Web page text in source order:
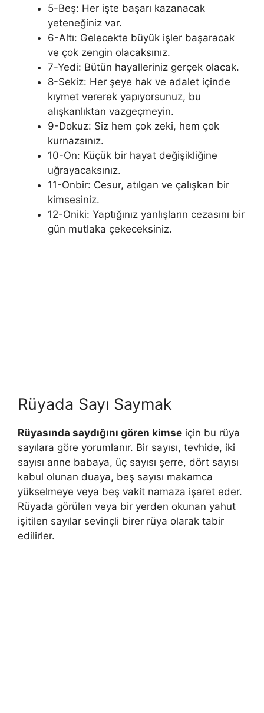
5-Beş: Her işte başarı kazanacak
yeteneğiniz var.
6-Altı: Gelecekte büyük işler başaracak
ve çok zengin olacaksınız.
7-Yedi: Bütün hayalleriniz gerçek olacak.
8-Sekiz: Her şeye hak ve adalet içinde
kıymet vererek yapıyorsunuz, bu
alışkanlıktan vazgeçmeyin.
9-Dokuz: Siz hem çok zeki, hem çok
kurnazsınız.
10-On: Küçük bir hayat değişikliğine
uğrayacaksınız.
11-Onbir: Cesur, atılgan ve çalışkan bir
kimsesiniz.
12-Oniki: Yaptığınız yanlışların cezasını bir
gün mutlaka çekeceksiniz.
Rüyada Sayı Saymak
Rüyasında saydığını gören kimse için bu rüya
sayılara göre yorumlanır. Bir sayısı, tevhide, iki
sayısı anne babaya, üç sayısı şerre, dört sayısı
kabul olunan duaya, beş sayısı makamca
yükselmeye veya beş vakit namaza işaret eder.
Rüyada görülen veya bir yerden okunan yahut
işitilen sayılar sevinçli birer rüya olarak tabir
edilirler.